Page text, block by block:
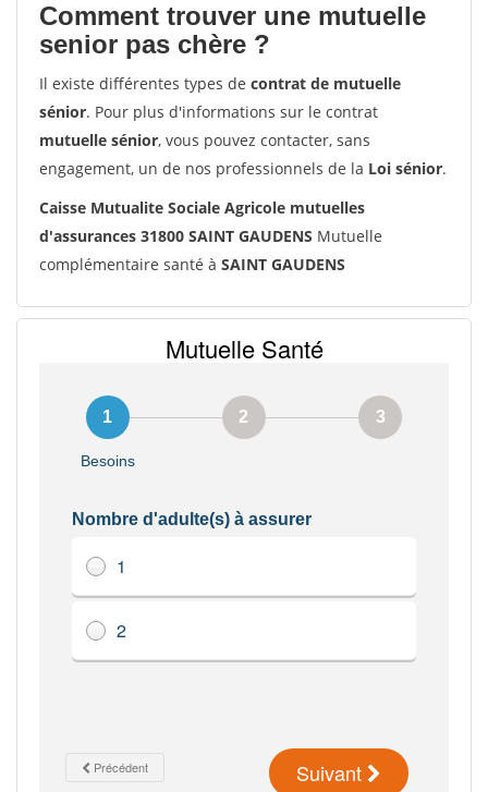
Comment trouver une mutuelle
senior pas chère ?
Il existe différentes types de contrat de mutuelle
sénior. Pour plus d'informations sur le contrat
mutuelle sénior, vous pouvez contacter, sans
engagement, un de nos professionnels de la Loi sénior.
Caisse Mutualite Sociale Agricole mutuelles
d'assurances 31800 SAINT GAUDENS Mutuelle
complémentaire santé à SAINT GAUDENS